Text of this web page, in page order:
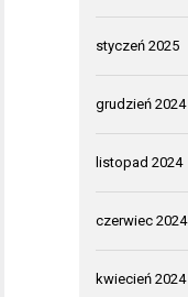
styczeń 2025
grudzień 2024
listopad 2024
czerwiec 2024
kwiecień 2024